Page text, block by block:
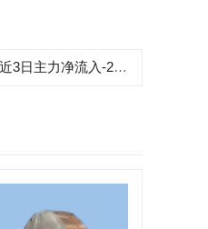
日主力净流入-22万